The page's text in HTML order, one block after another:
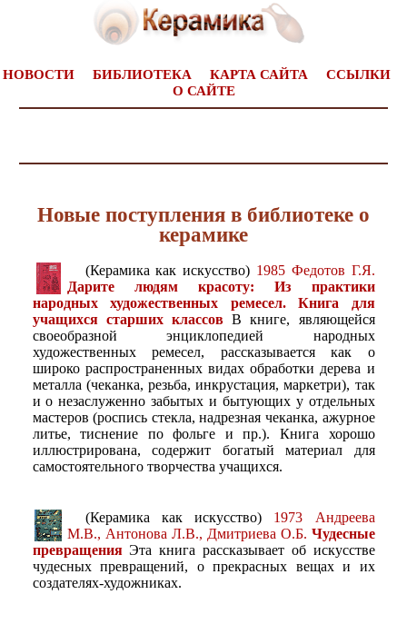
НОВОСТИ БИБЛИОТЕКА КАРТА САЙТА
ССЫЛКИ
О САЙТЕ
Новые поступления в библиотеке о
керамике
(Керамика как искусство) 1985 Федотов Г.Я.
Дарите людям красоту: Из практики
народных художественных ремесел. Книга для
учащихся старших классовВ книге, являющейся
своеобразной энциклопедией народных
художественных ремесел, рассказывается как о
широко распространенных видах обработки дерева и
металла (чеканка, резьба, инкрустация, маркетри), так
и о незаслуженно забытых и бытующих у отдельных
мастеров (роспись стекла, надрезная чеканка, ажурное
литье, тиснение по фольге и пр.). Книга хорошо
иллюстрирована, содержит богатый материал для
самостоятельного творчества учащихся.
(Керамика как искусство) 1973 Андреева
М.В., Антонова Л.В., Дмитриева О.Б. Чудесные
превращенияЭта книга рассказывает об искусстве
чудесных превращений, о прекрасных вещах и их
создателях-художниках.